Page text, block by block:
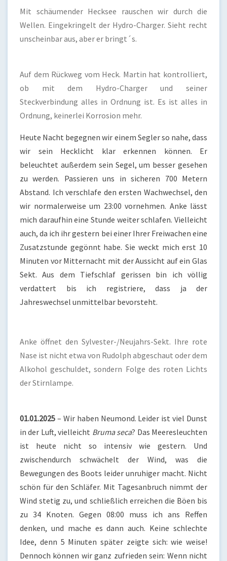
Mit schäumender Hecksee rauschen wir durch die
Wellen. Eingekringelt der Hydro-Charger. Sieht recht
unscheinbar aus, aber er bringt´s.
Auf dem Rückweg vom Heck. Martin hat kontrolliert,
ob mit dem Hydro-Charger und seiner
Steckverbindung alles in Ordnung ist. Es ist alles in
Ordnung, keinerlei Korrosion mehr.
Heute Nacht begegnen wir einem Segler so nahe, dass
wir sein Hecklicht klar erkennen können. Er
beleuchtet außerdem sein Segel, um besser gesehen
zu werden. Passieren uns in sicheren 700 Metern
Abstand. Ich verschlafe den ersten Wachwechsel, den
wir normalerweise um 23:00 vornehmen. Anke lässt
mich daraufhin eine Stunde weiter schlafen. Vielleicht
auch, da ich ihr gestern bei einer Ihrer Freiwachen eine
Zusatzstunde gegönnt habe. Sie weckt mich erst 10
Minuten vor Mitternacht mit der Aussicht auf ein Glas
Sekt. Aus dem Tiefschlaf gerissen bin ich völlig
verdattert bis ich registriere, dass ja der
Jahreswechsel unmittelbar bevorsteht.
Anke öffnet den Sylvester-/Neujahrs-Sekt. Ihre rote
Nase ist nicht etwa von Rudolph abgeschaut oder dem
Alkohol geschuldet, sondern Folge des roten Lichts
der Stirnlampe.
01.01.2025 – Wir haben Neumond. Leider ist viel Dunst
in der Luft, vielleicht Bruma seca? Das Meeresleuchten
ist heute nicht so intensiv wie gestern. Und
zwischendurch schwächelt der Wind, was die
Bewegungen des Boots leider unruhiger macht. Nicht
schön für den Schläfer. Mit Tagesanbruch nimmt der
Wind stetig zu, und schließlich erreichen die Böen bis
zu 34 Knoten. Gegen 08:00 muss ich ans Reffen
denken, und mache es dann auch. Keine schlechte
Idee, denn 5 Minuten später zeigte sich: wie weise!
Dennoch können wir ganz zufrieden sein: Wenn nicht